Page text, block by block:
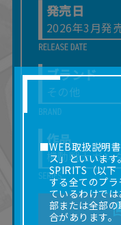
発売日
2026年3月発
ブランド
その他
作品
機動戦士ガン
■WEB取扱説明
ス」といいま
SPIRITS（以下
する全てのプ
ているわけで
部または全部
合があります。